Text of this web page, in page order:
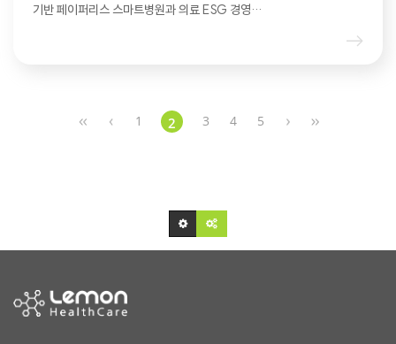
기반 페이퍼리스 스마트병원과 의료 ESG 경영…
1 2 3 4 5